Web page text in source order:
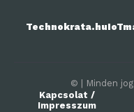
Technokrata.hu
© | Minden
Kapcsolat /
Impresszum